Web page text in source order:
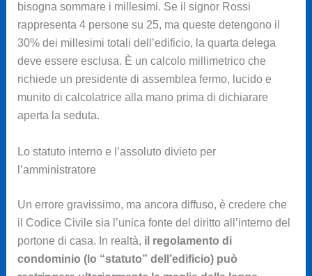
bisogna sommare i millesimi. Se il signor Rossi
rappresenta 4 persone su 25, ma queste detengono il
30% dei millesimi totali dell’edificio, la quarta delega
deve essere esclusa. È un calcolo millimetrico che
richiede un presidente di assemblea fermo, lucido e
munito di calcolatrice alla mano prima di dichiarare
aperta la seduta.
Lo statuto interno e l’assoluto divieto per
l’amministratore
Un errore gravissimo, ma ancora diffuso, è credere che
il Codice Civile sia l’unica fonte del diritto all’interno del
portone di casa. In realtà, il regolamento di
condominio (lo “statuto” dell’edificio) può